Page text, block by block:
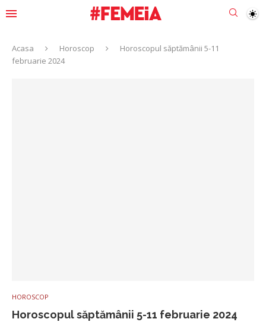
Acasa Horoscop
Horoscopul săptămânii 5-11
februarie 2024
HOROSCOP
Horoscopul săptămânii 5-11 februarie 2024